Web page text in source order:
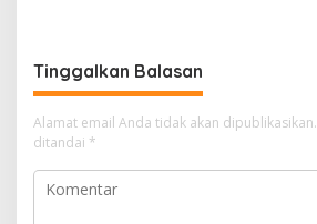
g
a
s
i
p
Tinggalkan Balasan
Alamat email Anda tidak akan dipublikasikan.
ditandai *